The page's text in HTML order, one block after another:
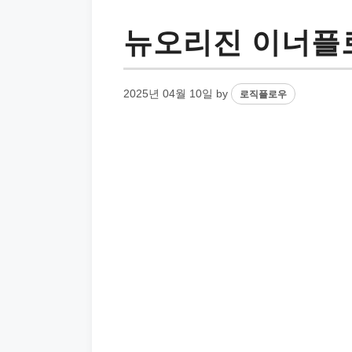
뉴오리진 이너플
2025년 04월 10일 by 로직플로우